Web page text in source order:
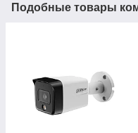
Подобные товары